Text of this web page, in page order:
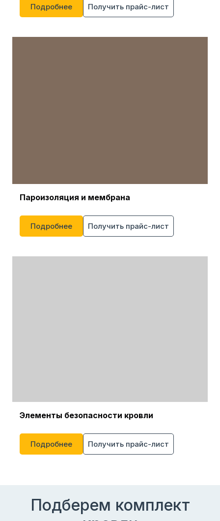
Подробнее Получить прайс-лист
Пароизоляция и мембрана
Подробнее Получить прайс-лист
Элементы безопасности кровли
Подробнее Получить прайс-лист
Подберем комплект